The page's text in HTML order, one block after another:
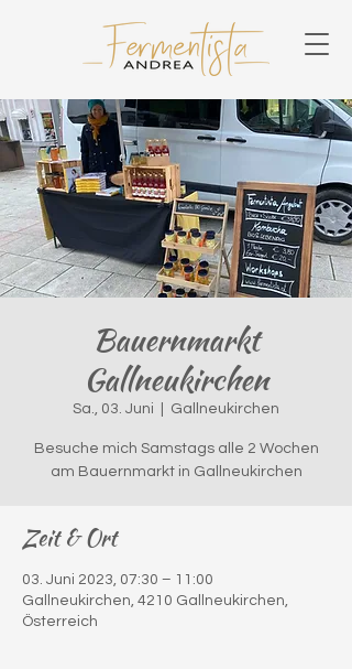
Bauernmarkt
Gallneukirchen
Sa., 03. Juni Gallneukirchen
Besuche mich Samstags alle 2 Wochen
am Bauernmarkt in Gallneukirchen
Zeit & Ort
03. Juni 2023, 07:30 – 11:00
Gallneukirchen, 4210 Gallneukirchen,
Österreich